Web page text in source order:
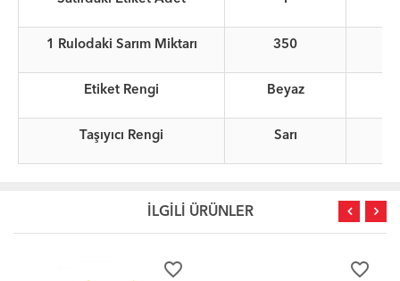
1 Rulodaki Sarım Miktarı 350
Etiket Rengi Beyaz
Taşıyıcı Rengi Sarı
İLGİLİ ÜRÜNLER
favorite_border favorite_border